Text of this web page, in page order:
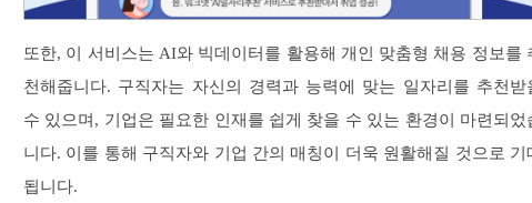
또한, 이 서비스는 AI와 빅데이터를 활용해 개인 맞춤형 채용 정보를
천해줍니다. 구직자는 자신의 경력과 능력에 맞는 일자리를 추천받
수 있으며, 기업은 필요한 인재를 쉽게 찾을 수 있는 환경이 마련되었
니다. 이를 통해 구직자와 기업 간의 매칭이 더욱 원활해질 것으로 기
됩니다.